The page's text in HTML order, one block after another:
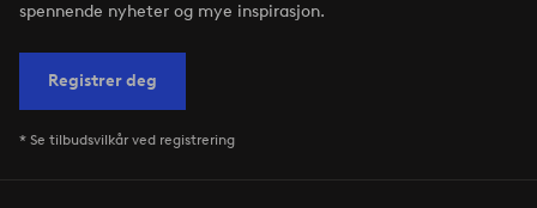
spennende nyheter og mye inspirasjon.
Registrer deg
* Se tilbudsvilkår ved registrering